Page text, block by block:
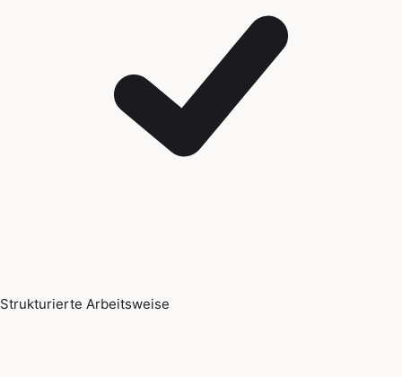
Strukturierte Arbeitsweise